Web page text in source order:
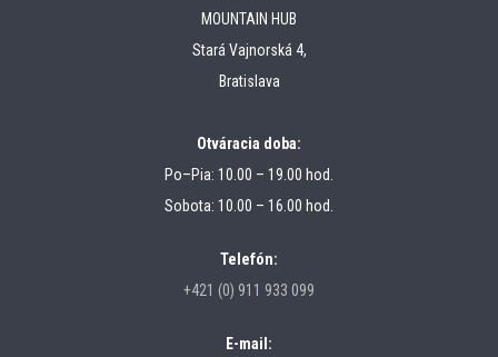
MOUNTAIN HUB
Stará Vajnorská 4,
Bratislava
Otváracia doba:
Po–Pia: 10.00 – 19.00 hod.
Sobota: 10.00 – 16.00 hod.
Telefón:
+421 (0) 911 933 099
E-mail: